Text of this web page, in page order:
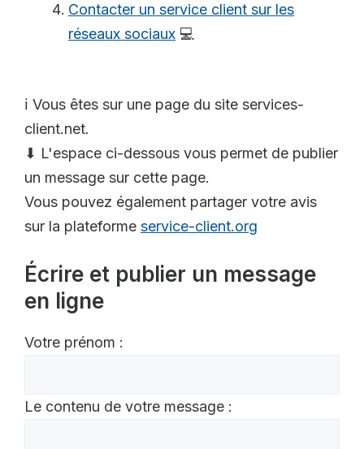
Contacter un service client sur les
réseaux sociaux 💻
ℹ️ Vous êtes sur une page du site services-
client.net.
⬇ L'espace ci-dessous vous permet de publier
un message sur cette page.
Vous pouvez également partager votre avis
sur la plateforme service-client.org
Écrire et publier un message
en ligne
Votre prénom :
Le contenu de votre message :